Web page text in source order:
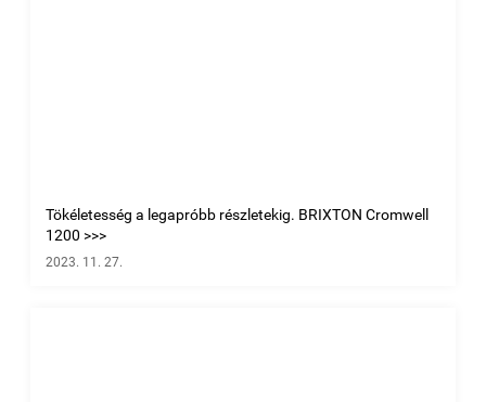
Tökéletesség a legapróbb részletekig. BRIXTON Cromwell
1200 >>>
2023. 11. 27.